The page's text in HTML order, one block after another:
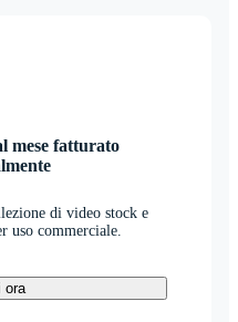
mese fatturato
di video stock e
uso commerciale.
ora